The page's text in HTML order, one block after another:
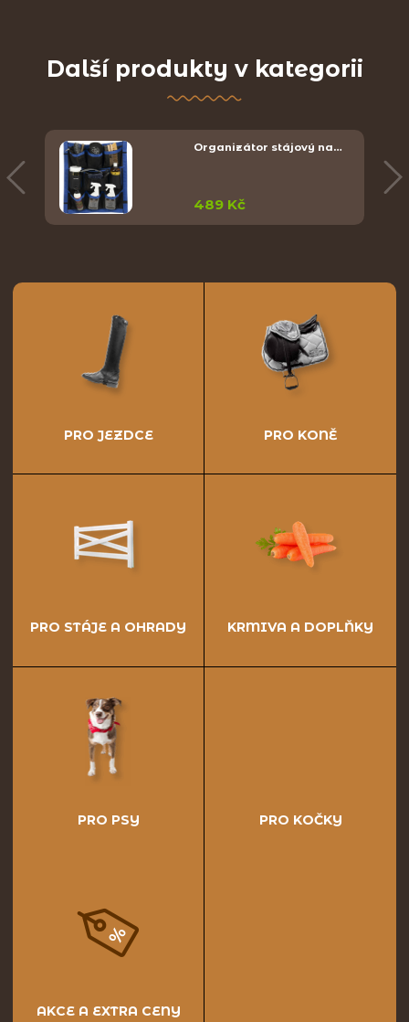
Další produkty v kategorii
Organizátor stájový na…
489 Kč
PRO JEZDCE PRO KONĚ
PRO STÁJE A OHRADY KRMIVA A DOPLŇKY
PRO PSY PRO KOČKY
AKCE A EXTRA CENY